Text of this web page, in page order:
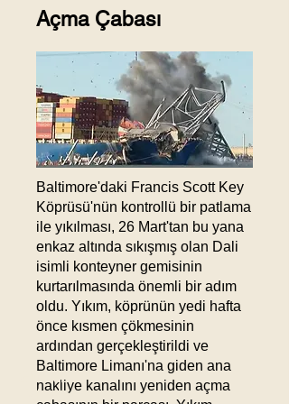
Açma Çabası
Baltimore'daki Francis Scott Key
Köprüsü'nün kontrollü bir patlama
ile yıkılması, 26 Mart'tan bu yana
enkaz altında sıkışmış olan Dali
isimli konteyner gemisinin
kurtarılmasında önemli bir adım
oldu. Yıkım, köprünün yedi hafta
önce kısmen çökmesinin
ardından gerçekleştirildi ve
Baltimore Limanı'na giden ana
nakliye kanalını yeniden açma
Güncel
Haberler